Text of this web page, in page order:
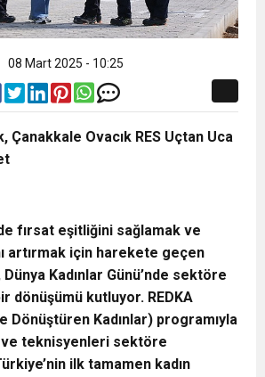
08 Mart 2025 - 10:25
Çanakkale Ovacık RES Uçtan Uca
fırsat eşitliğini sağlamak ve
artırmak için harekete geçen
Kadınlar Günü’nde sektöre
dönüşümü kutluyor. REDKA
Dönüştüren Kadınlar) programıyla
ve teknisyenleri sektöre
ilk tamamen kadın